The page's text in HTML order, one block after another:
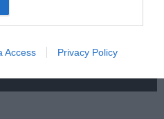
Access Privacy Policy
Τα τραγούδια μας:
Ρεμπούτσικα και
Άρης Δαβαράκης